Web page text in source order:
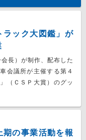
ック大図鑑」が
長）が制作、配布した
会議所が主催する第４
（ＣＳＰ大賞）のグッ
の事業活動を報